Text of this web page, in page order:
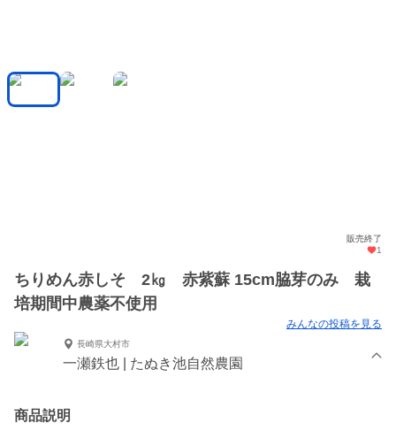
販売終了
1
ちりめん赤しそ 2㎏ 赤紫蘇 15cm脇芽のみ 栽
培期間中農薬不使用
みんなの投稿を見る
長崎県大村市
一瀬鉄也 | たぬき池自然農園
商品説明